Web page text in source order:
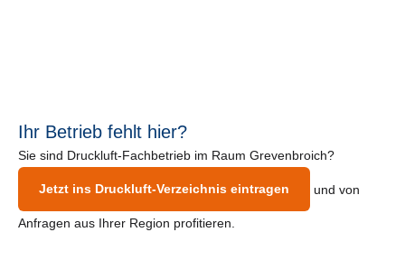
Ihr Betrieb fehlt hier?
Sie sind Druckluft-Fachbetrieb im Raum Grevenbroich?
Jetzt ins Druckluft-Verzeichnis eintragen und von
Anfragen aus Ihrer Region profitieren.